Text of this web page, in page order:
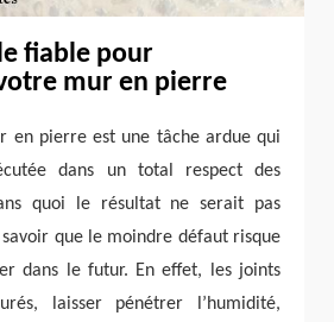
fiable pour
mur en pierre
en pierre est une tâche ardue qui
dans un total respect des
quoi le résultat ne serait pas
que le moindre défaut risque
dans le futur. En effet, les joints
laisser pénétrer l’humidité,